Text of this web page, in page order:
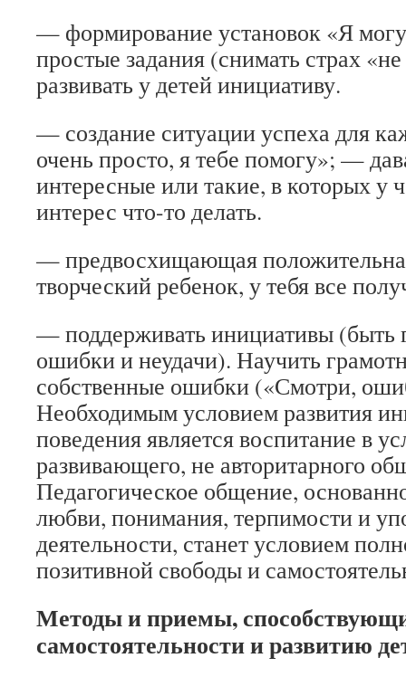
— формирование установок «Я
простые задания (снимать страх
развивать у детей инициативу.
— создание ситуации успеха для
очень просто, я тебе помогу»; —
интересные или такие, в которых у
интерес что-то делать.
— предвосхищающая
творческий ребенок, у тебя все
— поддерживать инициативы (быть
ошибки и неудачи). Научить
собственные ошибки («Смотри,
Необходимым условием развития
поведения является воспитание в
развивающего, не авторитарного
Педагогическое общение,
любви, понимания, терпимости и
деятельности, станет условием
позитивной свободы и
Методы и приемы,
самостоятельности и развитию